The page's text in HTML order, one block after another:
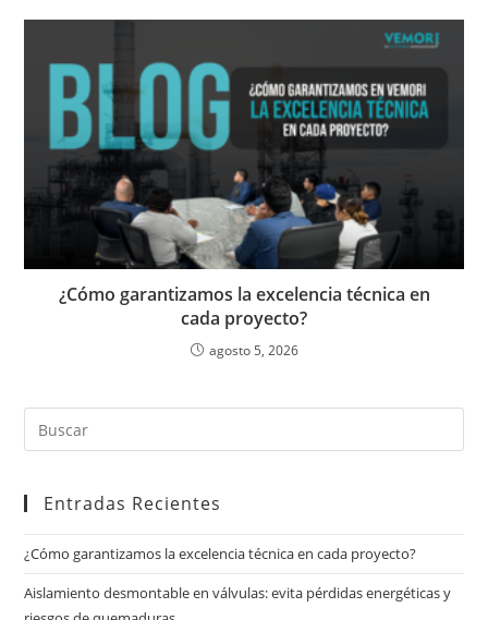
¿Cómo garantizamos la excelencia técnica en
cada proyecto?
agosto 5, 2026
Entradas Recientes
¿Cómo garantizamos la excelencia técnica en cada proyecto?
Aislamiento desmontable en válvulas: evita pérdidas energéticas y